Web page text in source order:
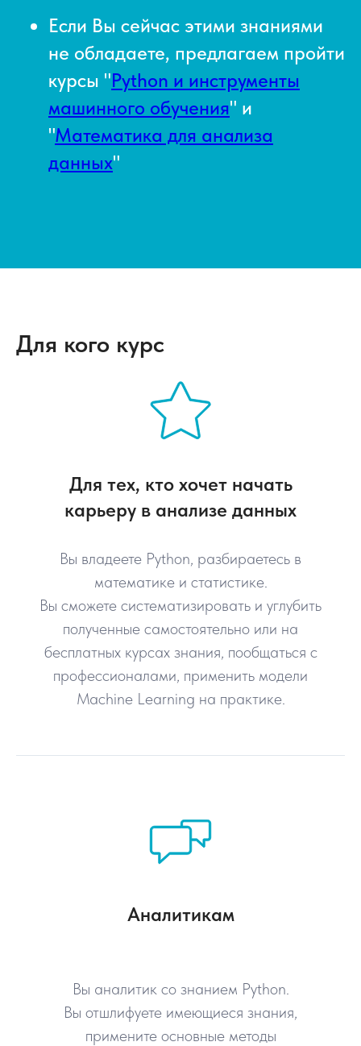
Если Вы сейчас этими знаниями
не обладаете, предлагаем пройти
курсы "Python и инструменты
машинного обучения" и
"Математика для анализа
данных"
Для кого курс
Для тех, кто хочет начать
карьеру в анализе данных
Вы владеете Python, разбираетесь в
математике и статистике.
Вы сможете систематизировать и углубить
полученные самостоятельно или на
бесплатных курсах знания, пообщаться с
профессионалами, применить модели
Machine Learning на практике.
Аналитикам
Вы аналитик со знанием Python.
Вы отшлифуете имеющиеся знания,
примените основные методы